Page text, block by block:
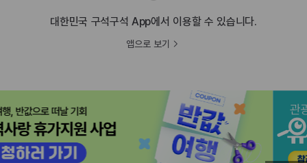
대한민국 구석구석 App에서 이용할 수 있습니다.
앱으로 보기